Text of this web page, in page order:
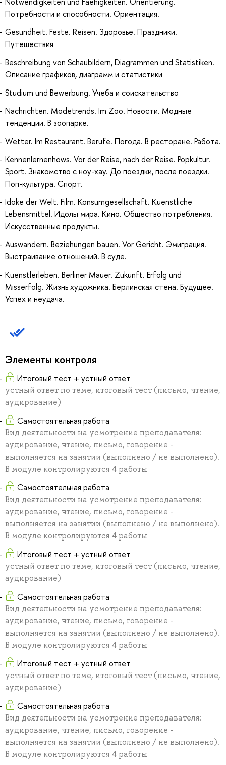
Потребности и способности. Ориентация.
Gesundheit. Feste. Reisen. Здоровье. Праздники.
Путешествия
Beschreibung von Schaubildern, Diagrammen und Statistiken.
Описание графиков, диаграмм и статистики
Studium und Bewerbung. Учеба и соискательство
Nachrichten. Modetrends. Im Zoo. Новости. Модные
тенденции. В зоопарке.
Wetter. Im Restaurant. Berufe. Погода. В ресторане. Работа.
Kennenlernenhows. Vor der Reise, nach der Reise. Popkultur.
Sport. Знакомство с ноу-хау. До поездки, после поездки.
Поп-культура. Спорт.
Idoke der Welt. Film. Konsumgesellschaft. Kuenstliche
Lebensmittel. Идолы мира. Кино. Общество потребления.
Искусственные продукты.
Auswandern. Beziehungen bauen. Vor Gericht. Эмиграция.
Выстраивание отношений. В суде.
Kuenstlerleben. Berliner Mauer. Zukunft. Erfolg und
Misserfolg. Жизнь художника. Берлинская стена. Будущее.
Успех и неудача.
Элементы контроля
Итоговый тест + устный ответ
устный ответ по теме, итоговый тест (письмо, чтение,
аудирование)
Самостоятельная работа
Вид деятельности на усмотрение преподавателя:
аудирование, чтение, письмо, говорение -
выполняется на занятии (выполнено / не выполнено).
В модуле контролируются 4 работы
Самостоятельная работа
Вид деятельности на усмотрение преподавателя:
аудирование, чтение, письмо, говорение -
выполняется на занятии (выполнено / не выполнено).
В модуле контролируются 4 работы
Итоговый тест + устный ответ
устный ответ по теме, итоговый тест (письмо, чтение,
аудирование)
Самостоятельная работа
Вид деятельности на усмотрение преподавателя:
аудирование, чтение, письмо, говорение -
выполняется на занятии (выполнено / не выполнено).
В модуле контролируются 4 работы
Итоговый тест + устный ответ
устный ответ по теме, итоговый тест (письмо, чтение,
аудирование)
Самостоятельная работа
Вид деятельности на усмотрение преподавателя:
аудирование, чтение, письмо, говорение -
выполняется на занятии (выполнено / не выполнено).
В модуле контролируются 4 работы